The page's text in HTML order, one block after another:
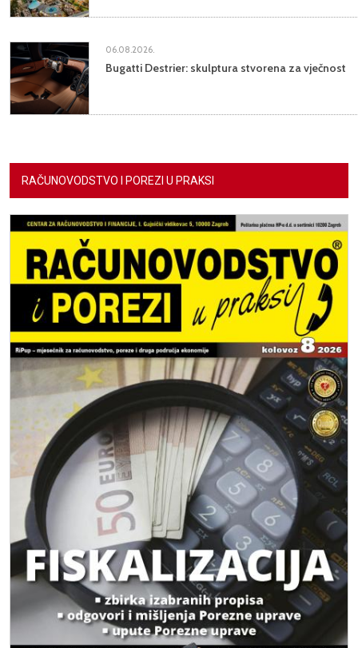
06.08.2026.
Bugatti Destrier: skulptura stvorena za vječnost
RAČUNOVODSTVO I POREZI U PRAKSI